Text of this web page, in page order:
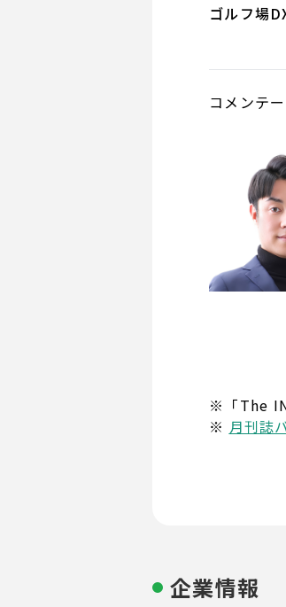
ゴルフ場
コメンテ
※「The
※ 月刊誌
企業情報